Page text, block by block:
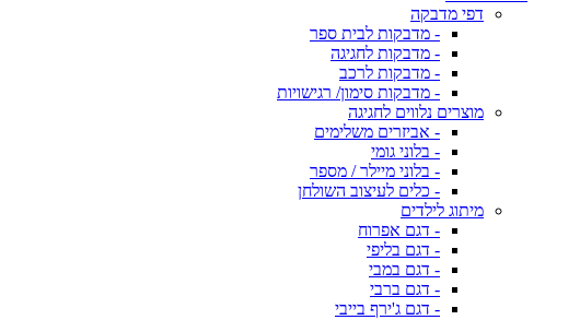
דפי מדבקה
- מדבקות לבית ספר
- מדבקות לחגיגה
- מדבקות לרכב
- מדבקות סימון/ רגישויות
מוצרים נלווים לחגיגה
- אביזרים משלימים
- בלוני גומי
- בלוני מיילר / מספר
- כלים לעיצוב השולחן
מיתוג לילדים
- דגם אפרוח
- דגם בליפי
- דגם במבי
- דגם ברבי
- דגם ג'ירף בייבי